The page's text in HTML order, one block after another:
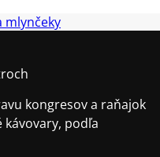
mlynčeky
kongresov a raňajok
podľa